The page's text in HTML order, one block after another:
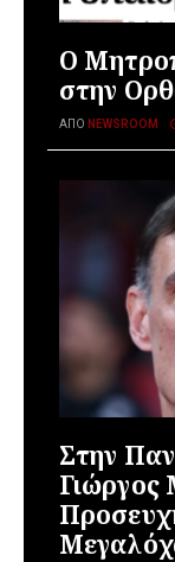
Ο
στην
ΑΠΌ NEWSROOM
Στην
Γιώργος